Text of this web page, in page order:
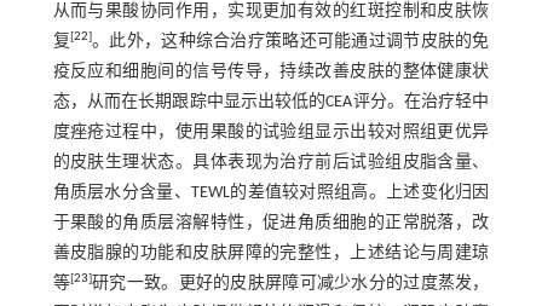
从而与果酸协同作用，实现更加有效的红斑控制和皮肤恢
复 [22]。此外，这种综合治疗策略还可能通过调节皮肤的免
疫反应和细胞间的信号传导，持续改善皮肤的整体健康状
态，从而在长期跟踪中显示出较低的CEA评分。在治疗轻中
度痤疮过程中，使用果酸的试验组显示出较对照组更优异
的皮肤生理状态。具体表现为治疗前后试验组皮脂含量、
角质层水分含量、TEWL的差值较对照组高。上述变化归因
于果酸的角质层溶解特性，促进角质细胞的正常脱落，改
善皮脂腺的功能和皮肤屏障的完整性，上述结论与周建琼
等[23]研究一致。更好的皮肤屏障可减少水分的过度蒸发，